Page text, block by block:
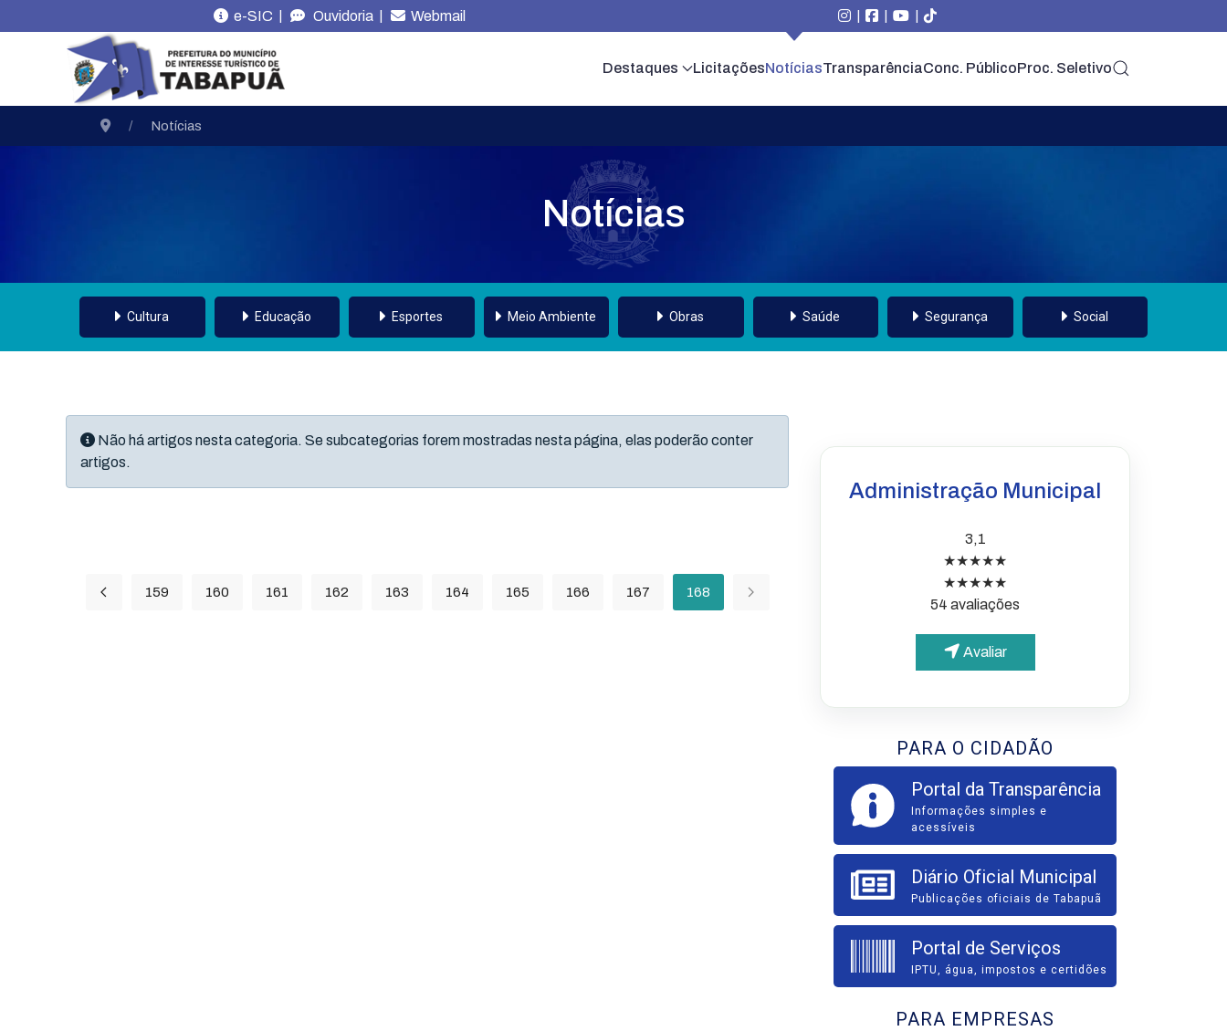
e-SIC | Ouvidoria | Webmail | | |
Destaques LicitaçõesNotíciasTransparênciaConc. PúblicoProc. Seletivo
Notícias
Notícias
Cultura Educação Esportes Meio Ambiente Obras Saúde Segurança Social
Informação
Não há artigos nesta categoria. Se subcategorias forem mostradas nesta página, elas poderão conter
artigos.
159 160 161 162 163 164 165 166 167 168
Administração Municipal
3,1
★★★★★
★★★★★
54 avaliações
Avaliar
PARA O CIDADÃO
Portal da Transparência
Informações simples e
acessíveis
Diário Oficial Municipal
Publicações oficiais de Tabapuã
Portal de Serviços
IPTU, água, impostos e certidões
PARA EMPRESAS